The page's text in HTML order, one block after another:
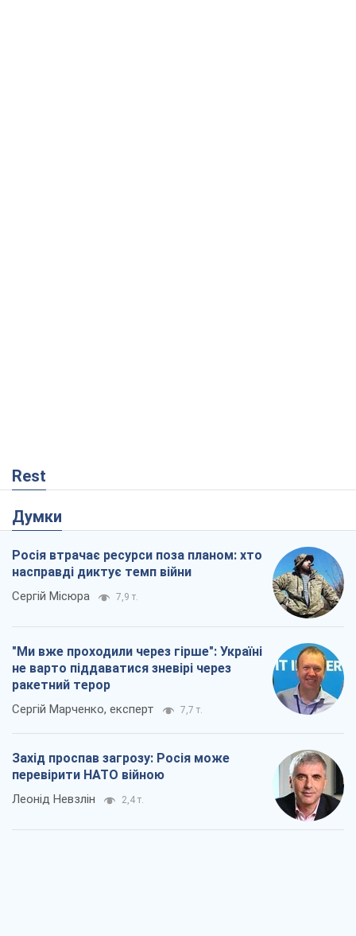
Rest
Думки
Росія втрачає ресурси поза планом: хто
насправді диктує темп війни
Сергій Місюра 7,9 т.
"Ми вже проходили через гірше": Україні
не варто піддаватися зневірі через
ракетний терор
Сергій Марченко, експерт 7,7 т.
Захід проспав загрозу: Росія може
перевірити НАТО війною
Леонід Невзлін 2,4 т.